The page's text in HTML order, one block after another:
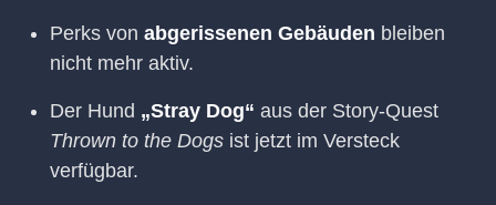
Perks von abgerissenen Gebäuden bleiben
nicht mehr aktiv.
Der Hund „Stray Dog“ aus der Story-Quest
Thrown to the Dogs ist jetzt im Versteck
verfügbar.